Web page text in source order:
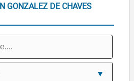
GONZALEZ DE CHAVES